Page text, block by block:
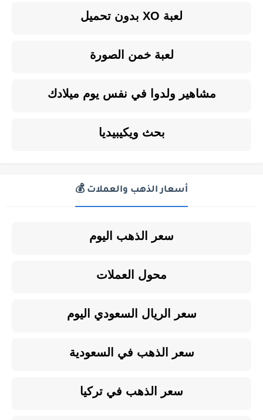
لعبة XO بدون تحميل
لعبة خمن الصورة
مشاهير ولدوا في نفس يوم ميلادك
بحث ويكيبيديا
أسعار الذهب والعملات 💰
سعر الذهب اليوم
محول العملات
سعر الريال السعودي اليوم
سعر الذهب في السعودية
سعر الذهب في تركيا